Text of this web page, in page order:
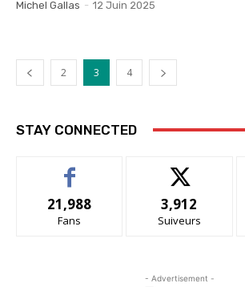
Michel Gallas - 12 Juin 2025
2 3 4
STAY CONNECTED
21,988
Fans
3,912
Suiveurs
- Advertisement -